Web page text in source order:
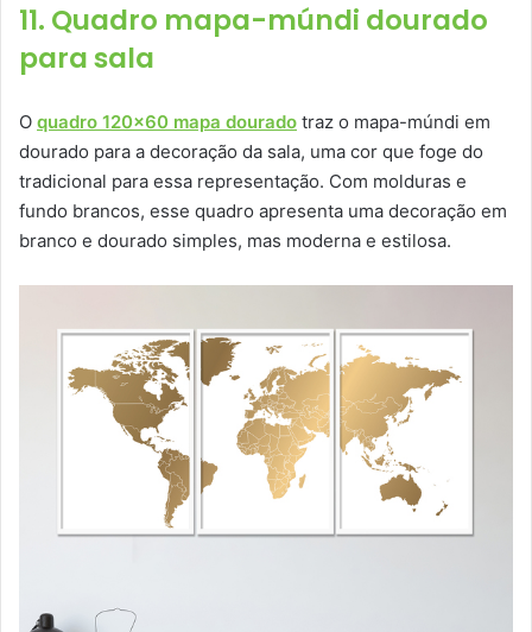
11. Quadro mapa-múndi dourado
para sala
O quadro 120×60 mapa dourado traz o mapa-múndi em
dourado para a decoração da sala, uma cor que foge do
tradicional para essa representação. Com molduras e
fundo brancos, esse quadro apresenta uma decoração em
branco e dourado simples, mas moderna e estilosa.